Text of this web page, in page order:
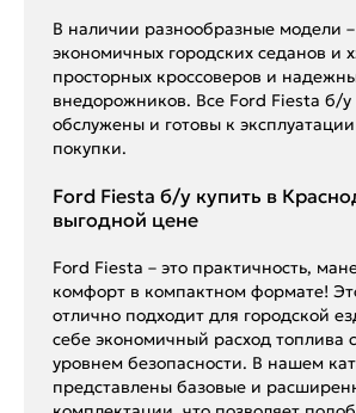
В наличии разнообразные модели
экономичных городских седанов и
просторных кроссоверов и
внедорожников. Все Ford Fiesta б/у
обслужены и готовы к
покупки.
Ford Fiesta б/у купить в
выгодной цене
Ford Fiesta – это практичность,
комфорт в компактном формате!
отлично подходит для городской
себе экономичный расход топлива
уровнем безопасности. В нашем
представлены базовые и